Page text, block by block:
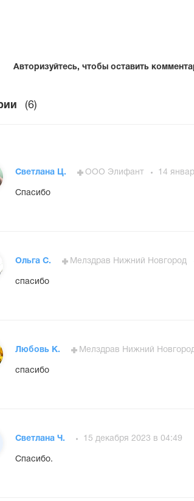
Авторизуйтесь, чтобы оставить
(6)
Светлана Ц. ООО Элифант 14
Спасибо
Ольга С. Мелздрав Нижний Новгород
спасибо
Любовь К. Мелздрав Нижний
спасибо
Светлана Ч. 15 декабря 2023 в 04:49
Спасибо.